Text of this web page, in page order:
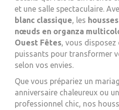
et une salle spectaculaire.
blanc classique, les
nœuds en organza
Ouest Fêtes, vous
puissants pour transformer
selon vos envies.
Que vous prépariez un
anniversaire chaleureux ou
professionnel chic, nos